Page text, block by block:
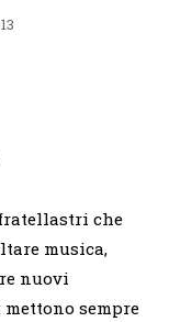
fratellastri che
musica,
nuovi
sempre